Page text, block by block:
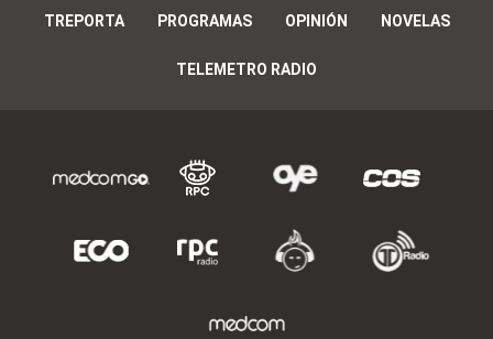
TREPORTA PROGRAMAS OPINIÓN NOVELAS
TELEMETRO RADIO